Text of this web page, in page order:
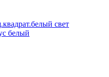
свет
белый